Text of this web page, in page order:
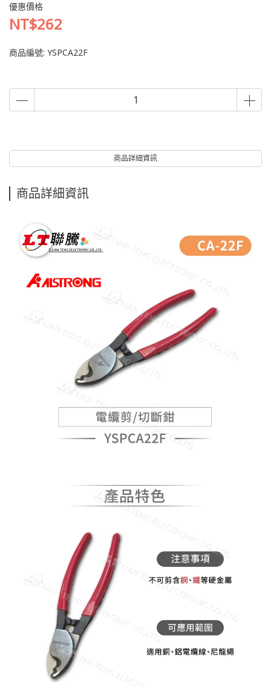
優惠價格
NT$262
商品編號: YSPCA22F
商品詳細資訊
商品詳細資訊